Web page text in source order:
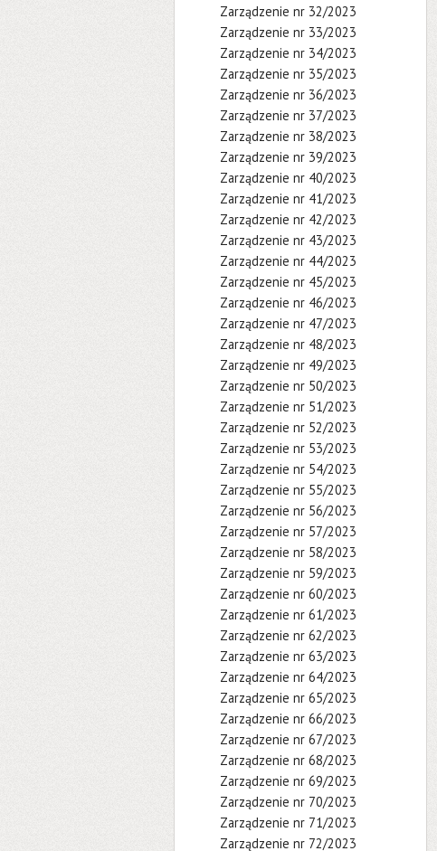
Zarządzenie nr 32/2023
Zarządzenie nr 33/2023
Zarządzenie nr 34/2023
Zarządzenie nr 35/2023
Zarządzenie nr 36/2023
Zarządzenie nr 37/2023
Zarządzenie nr 38/2023
Zarządzenie nr 39/2023
Zarządzenie nr 40/2023
Zarządzenie nr 41/2023
Zarządzenie nr 42/2023
Zarządzenie nr 43/2023
Zarządzenie nr 44/2023
Zarządzenie nr 45/2023
Zarządzenie nr 46/2023
Zarządzenie nr 47/2023
Zarządzenie nr 48/2023
Zarządzenie nr 49/2023
Zarządzenie nr 50/2023
Zarządzenie nr 51/2023
Zarządzenie nr 52/2023
Zarządzenie nr 53/2023
Zarządzenie nr 54/2023
Zarządzenie nr 55/2023
Zarządzenie nr 56/2023
Zarządzenie nr 57/2023
Zarządzenie nr 58/2023
Zarządzenie nr 59/2023
Zarządzenie nr 60/2023
Zarządzenie nr 61/2023
Zarządzenie nr 62/2023
Zarządzenie nr 63/2023
Zarządzenie nr 64/2023
Zarządzenie nr 65/2023
Zarządzenie nr 66/2023
Zarządzenie nr 67/2023
Zarządzenie nr 68/2023
Zarządzenie nr 69/2023
Zarządzenie nr 70/2023
Zarządzenie nr 71/2023
Zarządzenie nr 72/2023